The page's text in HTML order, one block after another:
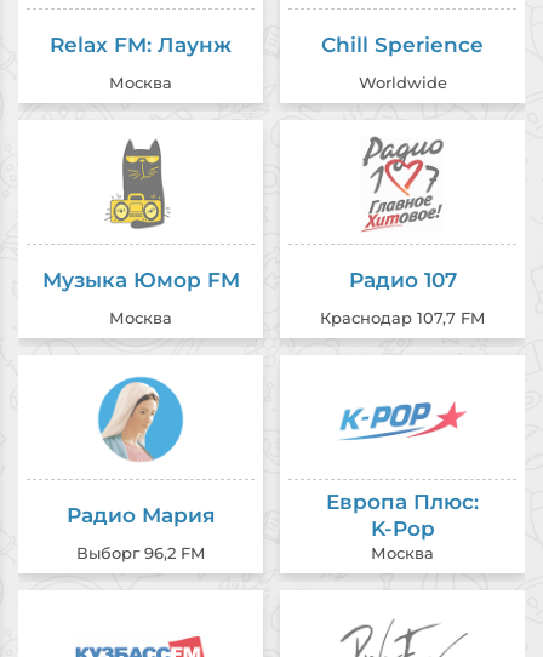
Relax FM: Лаунж
Москва
Chill Sperience
Worldwide
Музыка Юмор FM
Москва
Радио 107
Краснодар 107,7 FM
Радио Мария
Выборг 96,2 FM
Европа Плюс:
K-Pop
Москва